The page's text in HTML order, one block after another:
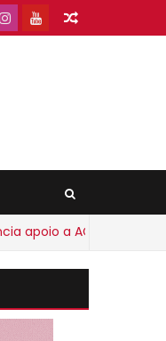
a ACM Neto